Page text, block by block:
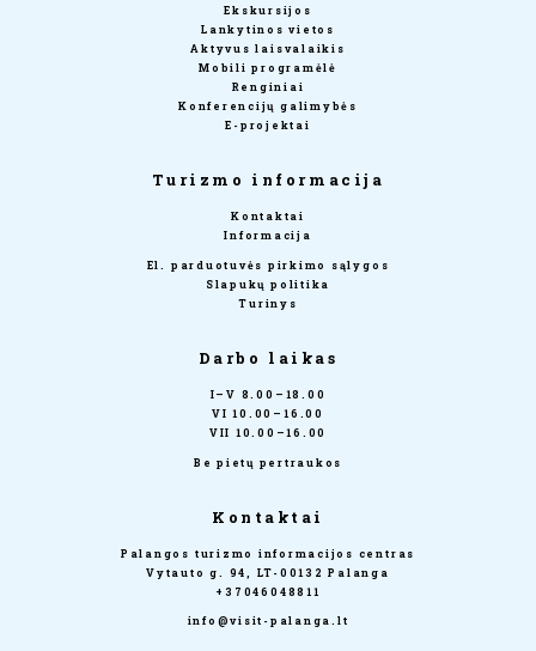
Ekskursijos
Lankytinos vietos
Aktyvus laisvalaikis
Mobili programėlė
Renginiai
Konferencijų galimybės
E-projektai
Turizmo informacija
Kontaktai
Informacija
El. parduotuvės pirkimo sąlygos
Slapukų politika
Turinys
Darbo laikas
I–V 8.00–18.00
VI 10.00–16.00
VII 10.00–16.00
Be pietų pertraukos
Kontaktai
Palangos turizmo informacijos centras
Vytauto g. 94, LT-00132 Palanga
+37046048811
info@visit-palanga.lt